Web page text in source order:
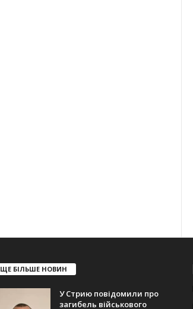
ЩЕ БІЛЬШЕ НОВИН
У Стрию повідомили про
загибель військового